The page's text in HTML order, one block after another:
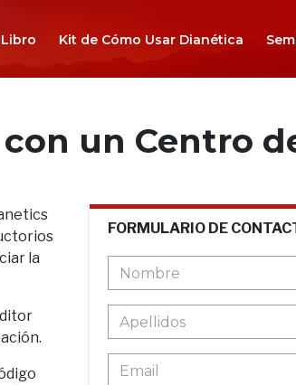
Libro Kit de Cómo Usar Dianética
un Centro
la
FORMULARIO DE